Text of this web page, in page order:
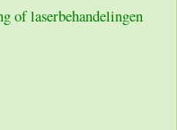
of laserbehandelingen